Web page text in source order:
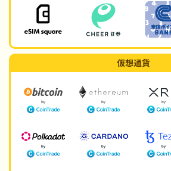
仮想通貨